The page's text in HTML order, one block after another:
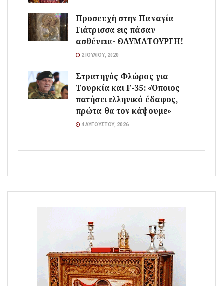
Προσευχή στην Παναγία
Γιάτρισσα εις πάσαν
ασθένεια- ΘΑΥΜΑΤΟΥΡΓΗ!
2 ΙΟΥΛΊΟΥ, 2020
Στρατηγός Φλώρος για
Τουρκία και F-35: «Όποιος
πατήσει ελληνικό έδαφος,
πρώτα θα τον κάψουμε»
4 ΑΥΓΟΎΣΤΟΥ, 2026